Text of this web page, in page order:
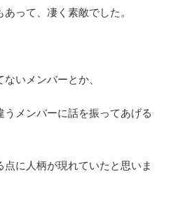
って、凄く素敵でした。
いメンバーとか、
メンバーに話を振ってあげる
に人柄が現れていたと思いま